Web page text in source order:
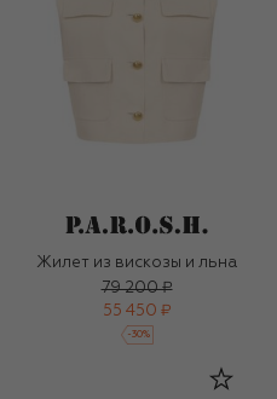
Жилет из вискозы и льна
79 200 ₽
55 450 ₽
-30%